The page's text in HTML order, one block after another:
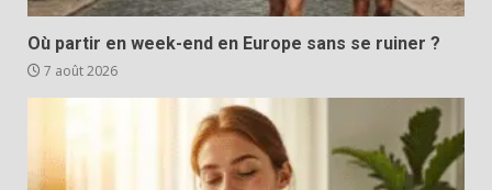
Où partir en week-end en Europe sans se ruiner ?
7 août 2026